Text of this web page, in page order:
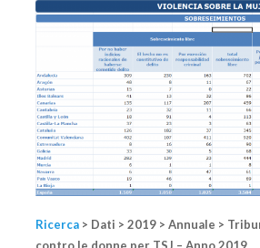
Ricerca > Dati > 2019 > Annuale >